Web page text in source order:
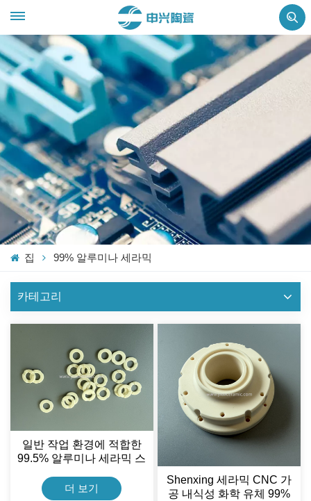
집 99% 알루미나 세라믹
카테고리
일반 작업 환경에 적합한
99.5% 알루미나 세라믹 스
더 보기
Shenxing 세라믹 CNC 가
공 내식성 화학 유체 99%